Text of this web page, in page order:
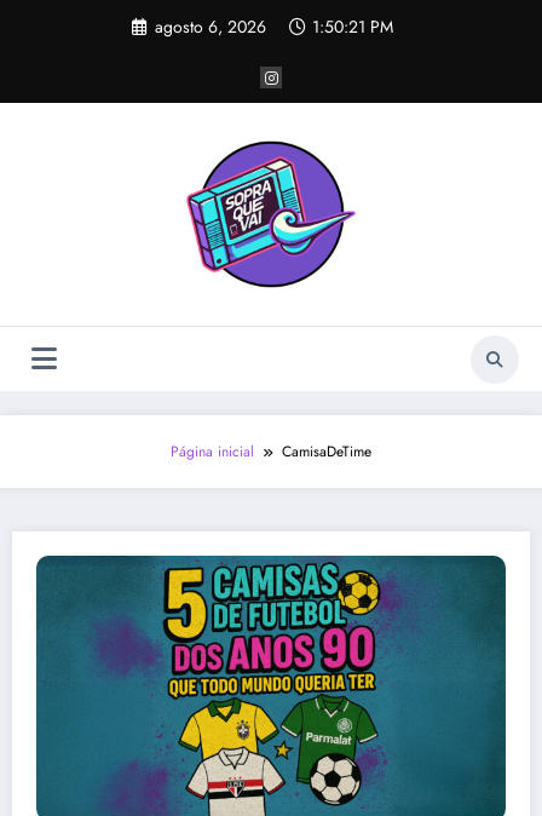
agosto 6, 2026 1:50:21 PM
Página inicial CamisaDeTime